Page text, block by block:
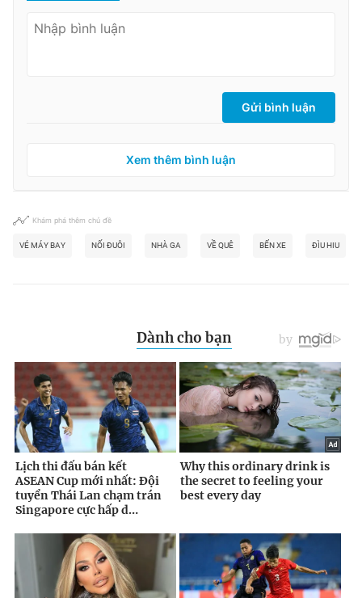
Gửi bình luận
Xem thêm bình luận
Khám phá thêm chủ đề
VÉ MÁY BAY NỐI ĐUÔI NHÀ GA VỀ QUÊ BẾN XE ĐÌU HIU